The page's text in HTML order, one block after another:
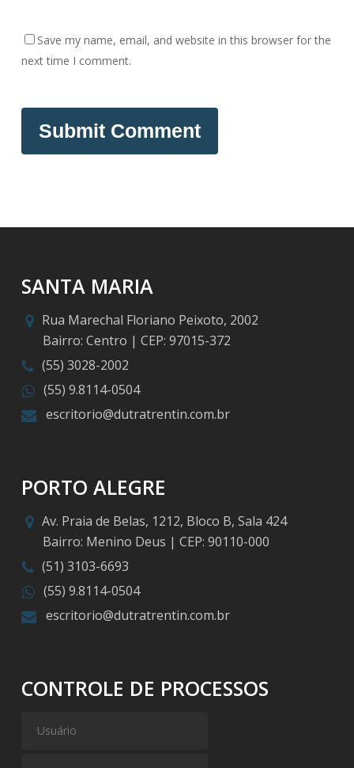
Save my name, email, and website in this browser for the
next time I comment.
SANTA MARIA
Rua Marechal Floriano Peixoto, 2002
Bairro: Centro | CEP: 97015-372
(55) 3028-2002
(55) 9.8114-0504
escritorio@dutratrentin.com.br
PORTO ALEGRE
Av. Praia de Belas, 1212, Bloco B, Sala 424
Bairro: Menino Deus | CEP: 90110-000
(51) 3103-6693
(55) 9.8114-0504
escritorio@dutratrentin.com.br
CONTROLE DE PROCESSOS